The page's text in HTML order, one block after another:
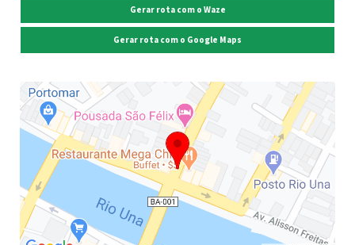
Gerar rota com o Waze
Gerar rota com o Google Maps